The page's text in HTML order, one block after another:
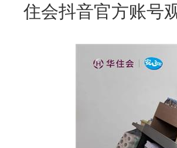
住会抖音官方账号